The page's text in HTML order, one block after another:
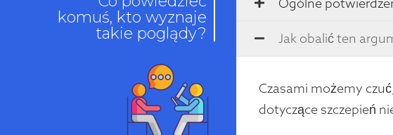
komuś, kto wyznaje
takie poglądy?
Jak obalić ten
Czasami możemy
dotyczące szczepień